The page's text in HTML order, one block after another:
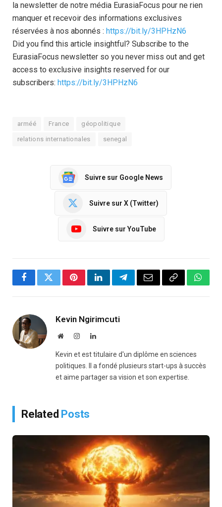
la newsletter de notre média EurasiaFocus pour ne rien
manquer et recevoir des informations exclusives
réservées à nos abonnés : https://bit.ly/3HPHzN6
Did you find this article insightful? Subscribe to the
EurasiaFocus newsletter so you never miss out and get
access to exclusive insights reserved for our
subscribers: https://bit.ly/3HPHzN6
arméé France géopolitique
relations internationales senegal
Suivre sur Google News
Suivre sur X (Twitter)
Suivre sur YouTube
FacebookTwitterPinterestLinkedInTelegramEmail Copy
Kevin Ngirimcuti
WebsiteInstagramLinkedIn
Kevin et est titulaire d'un diplôme en sciences
politiques. Il a fondé plusieurs start-ups à succès
et aime partager sa vision et son expertise.
Related Posts